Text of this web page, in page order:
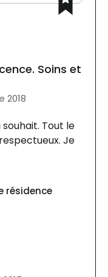
Soins et
2018
Tout le
Je
résidence